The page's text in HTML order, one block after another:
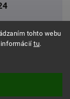
tohto webu
informácií tu.
vyhradené.